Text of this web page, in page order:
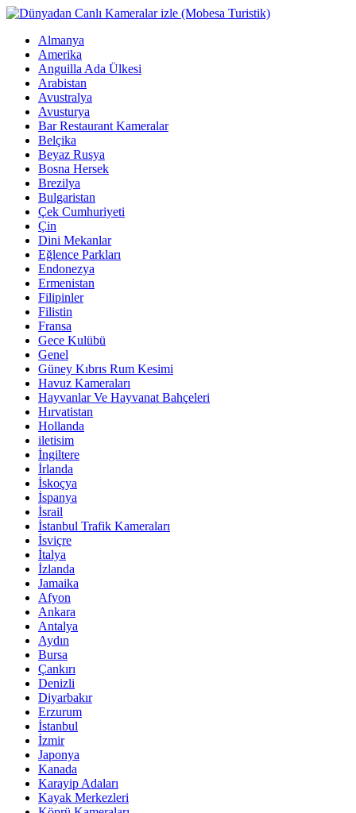
Almanya
Amerika
Anguilla Ada Ülkesi
Arabistan
Avustralya
Avusturya
Bar Restaurant Kameralar
Belçika
Beyaz Rusya
Bosna Hersek
Brezilya
Bulgaristan
Çek Cumhuriyeti
Çin
Dini Mekanlar
Eğlence Parkları
Endonezya
Ermenistan
Filipinler
Filistin
Fransa
Gece Kulübü
Genel
Güney Kıbrıs Rum Kesimi
Havuz Kameraları
Hayvanlar Ve Hayvanat Bahçeleri
Hırvatistan
Hollanda
iletisim
İngiltere
İrlanda
İskoçya
İspanya
İsrail
İstanbul Trafik Kameraları
İsviçre
İtalya
İzlanda
Jamaika
Afyon
Ankara
Antalya
Aydın
Bursa
Çankırı
Denizli
Diyarbakır
Erzurum
İstanbul
İzmir
Japonya
Kanada
Karayip Adaları
Kayak Merkezleri